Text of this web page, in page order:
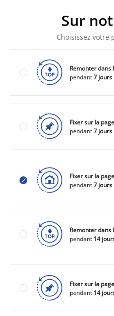
Sur
Choisissez votre
Remonter dans
pendant7 jours
Fixer sur la
pendant7 jours
Fixer sur la
pendant7 jours
Remonter dans
pendant 14
Fixer sur la
pendant 14